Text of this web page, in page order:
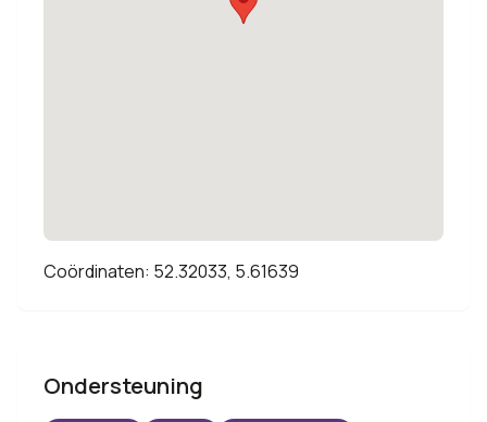
Coördinaten: 52.32033, 5.61639
Ondersteuning